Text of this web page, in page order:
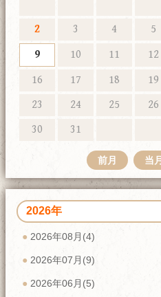
2
3 4 5
9
10 11 12
16
17 18 19
23
24 25 26
30
31
前月 当月
2026年
2026年08月(4)
2026年07月(9)
2026年06月(5)